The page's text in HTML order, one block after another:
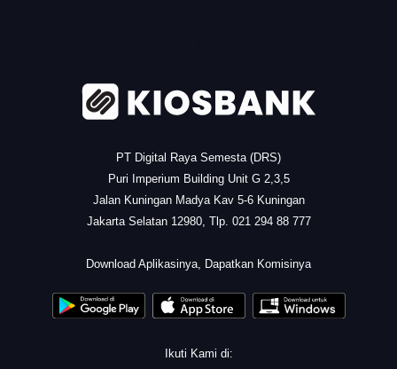
PT Digital Raya Semesta (DRS)
Puri Imperium Building Unit G 2,3,5
Jalan Kuningan Madya Kav 5-6 Kuningan
Jakarta Selatan 12980, Tlp. 021 294 88 777
Download Aplikasinya, Dapatkan Komisinya
Ikuti Kami di: